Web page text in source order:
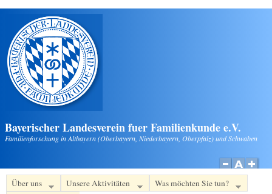
Direkt zum Inhalt
Bayerischer Landesverein fuer Familienkunde e.V.
Familienforschung in Altbayern (Oberbayern, Niederbayern, Oberpfalz) und Schwaben
Über uns Unsere Aktivitäten
Was möchten Sie tun?